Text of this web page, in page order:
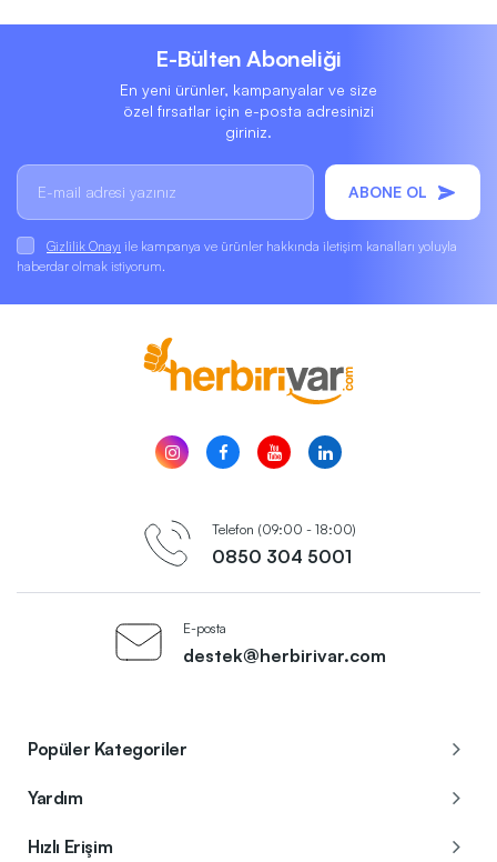
E-Bülten Aboneliği
En yeni ürünler, kampanyalar ve size
özel fırsatlar için e-posta adresinizi
giriniz.
ABONE OL
Gizlilik Onayı ile kampanya ve ürünler hakkında iletişim kanalları yoluyla
haberdar olmak istiyorum.
Telefon (09:00 - 18:00)
0850 304 5001
E-posta
destek@herbirivar.com
Popüler Kategoriler
Yardım
Hızlı Erişim